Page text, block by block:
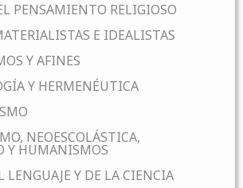
PENSAMIENTO RELIGIOSO
E IDEALISTAS
Y AFINES
Y HERMENÉUTICA
NEOESCOLÁSTICA,
Y HUMANISMOS
LENGUAJE Y DE LA CIENCIA